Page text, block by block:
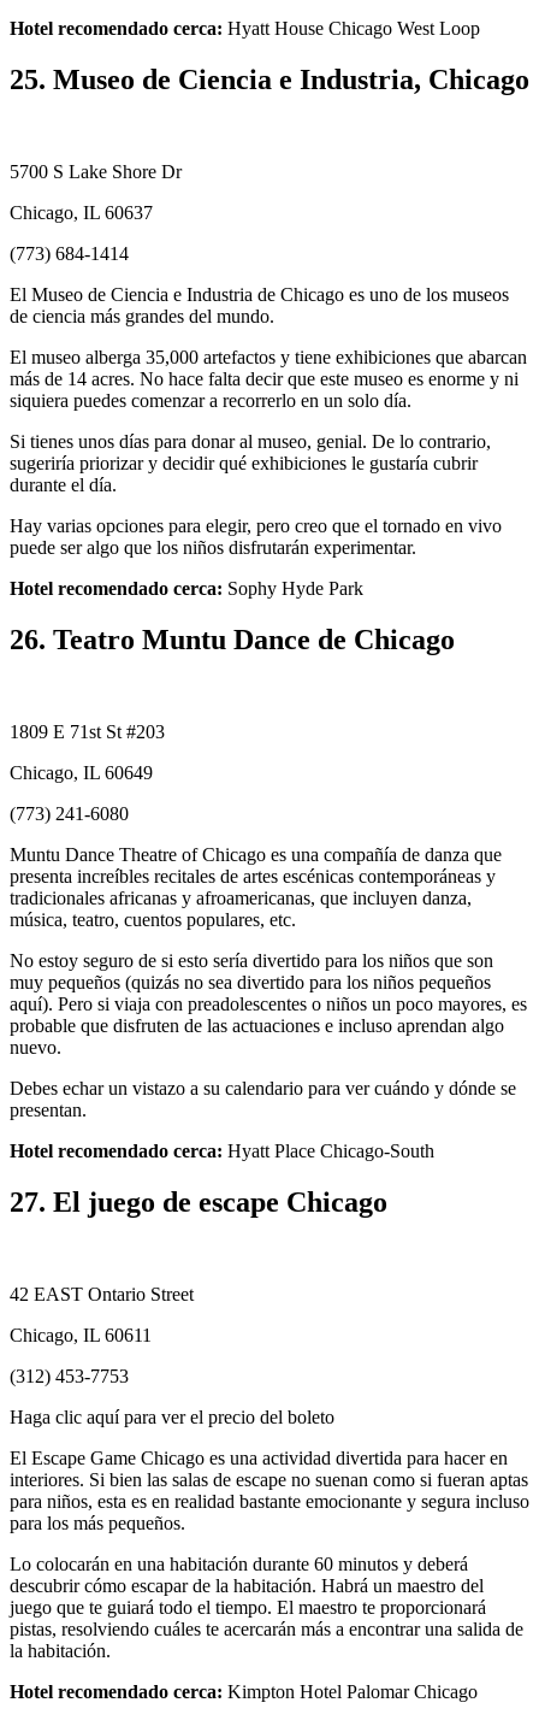
Hotel recomendado cerca: Hyatt House Chicago West Loop
25. Museo de Ciencia e Industria, Chicago
5700 S Lake Shore Dr
Chicago, IL 60637
(773) 684-1414
El Museo de Ciencia e Industria de Chicago es uno de los museos
de ciencia más grandes del mundo.
El museo alberga 35,000 artefactos y tiene exhibiciones que abarcan
más de 14 acres. No hace falta decir que este museo es enorme y ni
siquiera puedes comenzar a recorrerlo en un solo día.
Si tienes unos días para donar al museo, genial. De lo contrario,
sugeriría priorizar y decidir qué exhibiciones le gustaría cubrir
durante el día.
Hay varias opciones para elegir, pero creo que el tornado en vivo
puede ser algo que los niños disfrutarán experimentar.
Hotel recomendado cerca: Sophy Hyde Park
26. Teatro Muntu Dance de Chicago
1809 E 71st St #203
Chicago, IL 60649
(773) 241-6080
Muntu Dance Theatre of Chicago es una compañía de danza que
presenta increíbles recitales de artes escénicas contemporáneas y
tradicionales africanas y afroamericanas, que incluyen danza,
música, teatro, cuentos populares, etc.
No estoy seguro de si esto sería divertido para los niños que son
muy pequeños (quizás no sea divertido para los niños pequeños
aquí). Pero si viaja con preadolescentes o niños un poco mayores, es
probable que disfruten de las actuaciones e incluso aprendan algo
nuevo.
Debes echar un vistazo a su calendario para ver cuándo y dónde se
presentan.
Hotel recomendado cerca: Hyatt Place Chicago-South
27. El juego de escape Chicago
42 EAST Ontario Street
Chicago, IL 60611
(312) 453-7753
Haga clic aquí para ver el precio del boleto
El Escape Game Chicago es una actividad divertida para hacer en
interiores. Si bien las salas de escape no suenan como si fueran aptas
para niños, esta es en realidad bastante emocionante y segura incluso
para los más pequeños.
Lo colocarán en una habitación durante 60 minutos y deberá
descubrir cómo escapar de la habitación. Habrá un maestro del
juego que te guiará todo el tiempo. El maestro te proporcionará
pistas, resolviendo cuáles te acercarán más a encontrar una salida de
la habitación.
Hotel recomendado cerca: Kimpton Hotel Palomar Chicago